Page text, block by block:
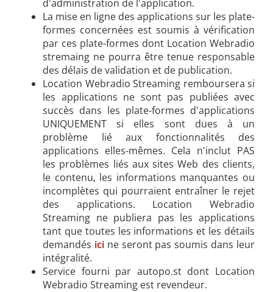
d'administration de l'application.
La mise en ligne des applications sur les plate-
formes concernées est soumis à vérification
par ces plate-formes dont Location Webradio
stremaing ne pourra être tenue responsable
des délais de validation et de publication.
Location Webradio Streaming remboursera si
les applications ne sont pas publiées avec
succès dans les plate-formes d'applications
UNIQUEMENT si elles sont dues à un
problème lié aux fonctionnalités des
applications elles-mêmes. Cela n'inclut PAS
les problèmes liés aux sites Web des clients,
le contenu, les informations manquantes ou
incomplètes qui pourraient entraîner le rejet
des applications. Location Webradio
Streaming ne publiera pas les applications
tant que toutes les informations et les détails
demandés icine seront pas soumis dans leur
intégralité.
Service fourni par autopo.st dont Location
Webradio Streaming est revendeur.